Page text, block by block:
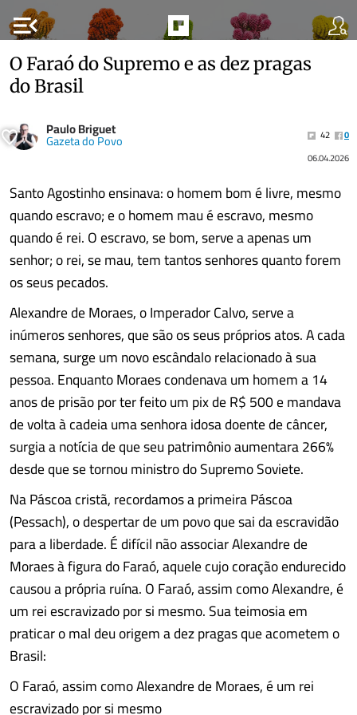
menu_open
O Faraó do Supremo e as dez pragas
do Brasil
Paulo Briguet
Gazeta do Povo 42
0
06.04.2026
Santo Agostinho ensinava: o homem bom é livre, mesmo
quando escravo; e o homem mau é escravo, mesmo
quando é rei. O escravo, se bom, serve a apenas um
senhor; o rei, se mau, tem tantos senhores quanto forem
os seus pecados.
Alexandre de Moraes, o Imperador Calvo, serve a
inúmeros senhores, que são os seus próprios atos. A cada
semana, surge um novo escândalo relacionado à sua
pessoa. Enquanto Moraes condenava um homem a 14
anos de prisão por ter feito um pix de R$ 500 e mandava
de volta à cadeia uma senhora idosa doente de câncer,
surgia a notícia de que seu patrimônio aumentara 266%
desde que se tornou ministro do Supremo Soviete.
Na Páscoa cristã, recordamos a primeira Páscoa
(Pessach), o despertar de um povo que sai da escravidão
para a liberdade. É difícil não associar Alexandre de
Moraes à figura do Faraó, aquele cujo coração endurecido
causou a própria ruína. O Faraó, assim como Alexandre, é
um rei escravizado por si mesmo. Sua teimosia em
praticar o mal deu origem a dez pragas que acometem o
Brasil:
O Faraó, assim como Alexandre de Moraes, é um rei
escravizado por si mesmo